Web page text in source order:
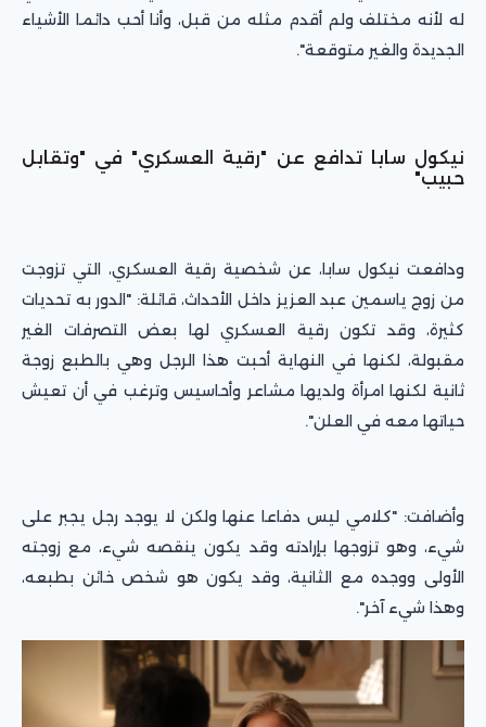
له لأنه مختلف ولم أقدم مثله من قبل، وأنا أحب دائما الأشياء
الجديدة والغير متوقعة".
نيكول سابا تدافع عن "رقية العسكري" في "وتقابل
حبيب"
ودافعت نيكول سابا، عن شخصية رقية العسكري، التي تزوجت
من زوج ياسمين عبد العزيز داخل الأحداث، قائلة: "الدور به تحديات
كثيرة، وقد تكون رقية العسكري لها بعض التصرفات الغير
مقبولة، لكنها في النهاية أحبت هذا الرجل وهي بالطبع زوجة
ثانية لكنها امرأة ولديها مشاعر وأحاسيس وترغب في أن تعيش
حياتها معه في العلن".
وأضافت: "كلامي ليس دفاعا عنها ولكن لا يوجد رجل يجبر على
شيء، وهو تزوجها بإرادته وقد يكون ينقصه شيء، مع زوجته
الأولى ووجده مع الثانية، وقد يكون هو شخص خائن بطبعه،
وهذا شيء آخر".